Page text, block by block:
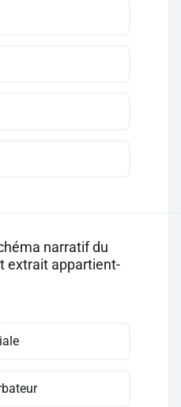
narratif du
extrait appartient-